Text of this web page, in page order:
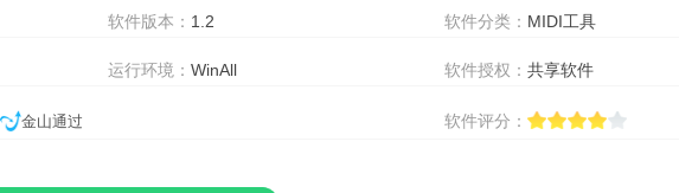
软件版本： 1.2 软件分类： MIDI工具
运行环境：WinAll 软件授权： 共享软件
金山通过 软件评分：